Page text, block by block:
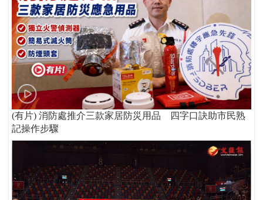
(有片) 消防處推介三款家居防災用品 四字口訣助市民熟
記操作步驟